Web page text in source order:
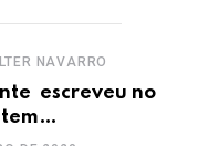
NAVARRO
escreveu no